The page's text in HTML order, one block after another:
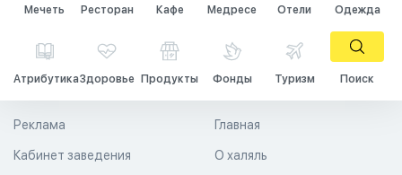
Мечеть Ресторан Кафе Медресе Отели Одежда
АтрибутикаЗдоровье Продукты Фонды Туризм Поиск
Главная
О халяль
Реклама
Кабинет заведения